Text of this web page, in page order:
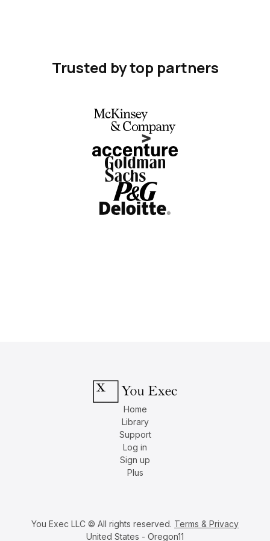
Trusted by top partners
Home
Library
Support
Log in
Sign up
Plus
You Exec LLC © All rights reserved. Terms & Privacy
United States - Oregon11